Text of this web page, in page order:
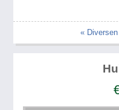
« Diversen